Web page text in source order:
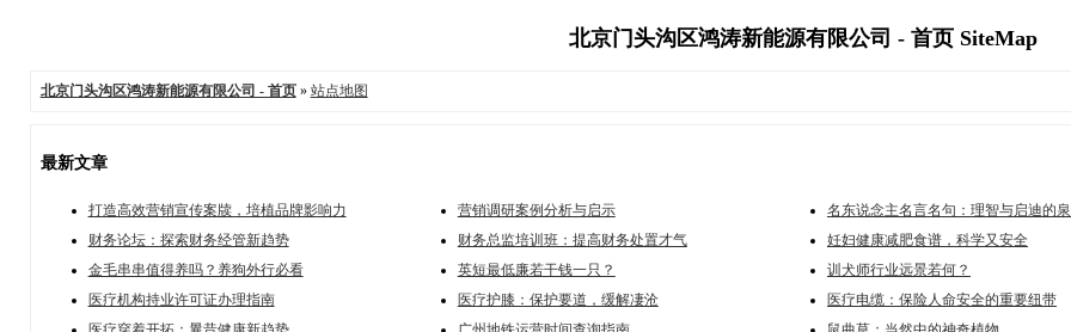
北京门头沟区鸿涛新能源有限公司 - 首页 SiteMap
北京门头沟区鸿涛新能源有限公司 - 首页» 站点地图
最新文章
打造高效营销宣传案牍，培植品牌影响力 营销调研案例分析与启示 名东说念主名言名句：理智与启迪的
财务论坛：探索财务经管新趋势
财务总监培训班：提高财务处置才气 妊妇健康减肥食谱，科学又安全
金毛串串值得养吗？养狗外行必看
英短最低廉若干钱一只？ 训犬师行业远景若何？
医疗机构持业许可证办理指南
医疗护膝：保护要道，缓解凄沧 医疗电缆：保险人命安全的重要纽带